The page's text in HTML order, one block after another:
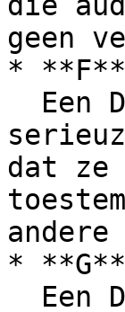
geen
*
dat ze
*